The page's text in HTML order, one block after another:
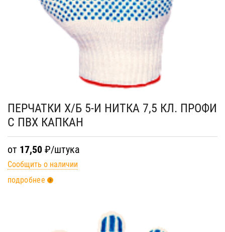
ПЕРЧАТКИ Х/Б 5-И НИТКА 7,5 КЛ. ПРОФИ
С ПВХ КАПКАН
от 17,50 ₽/штука
Сообщить о наличии
подробнее